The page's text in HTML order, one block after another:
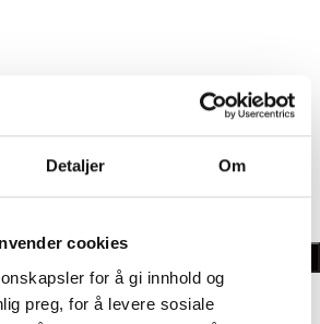
Detaljer Om
cookies
for å gi innhold og
preg, for å levere sosiale